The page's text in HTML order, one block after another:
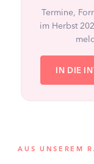
Termine,
im Herbst
IN DIE
AUS UNSEREM